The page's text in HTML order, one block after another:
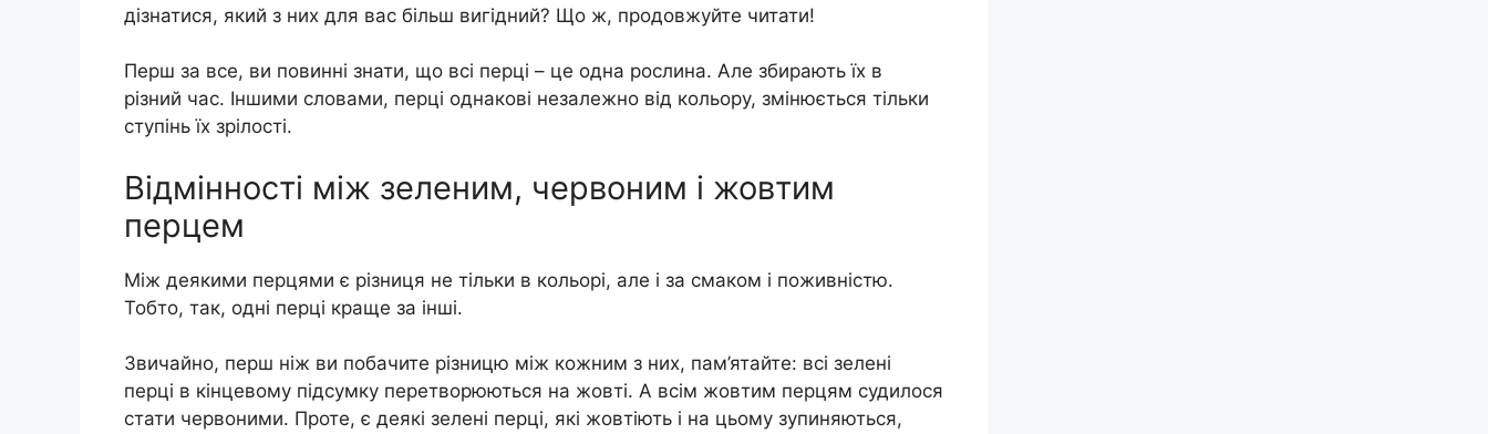
дізнатися, який з них для вас більш вигідний? Що ж, продовжуйте читати!
Перш за все, ви повинні знати, що всі перці – це одна рослина. Але збирають їх в
різний час. Іншими словами, перці однакові незалежно від кольору, змінюється тільки
ступінь їх зрілості.
Відмінності між зеленим, червоним і жовтим
перцем
Між деякими перцями є різниця не тільки в кольорі, але і за смаком і поживністю.
Тобто, так, одні перці краще за інші.
Звичайно, перш ніж ви побачите різницю між кожним з них, пам’ятайте: всі зелені
перці в кінцевому підсумку перетворюються на жовті. А всім жовтим перцям судилося
стати червоними. Проте, є деякі зелені перці, які жовтіють і на цьому зупиняються,